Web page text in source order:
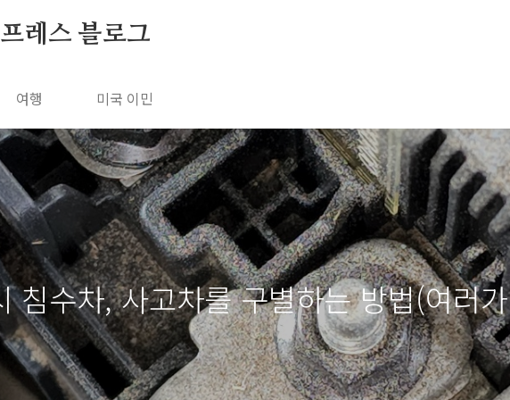
레스 블로그
여행 미국 이민
침수차, 사고차를 구별하는 방법(여러